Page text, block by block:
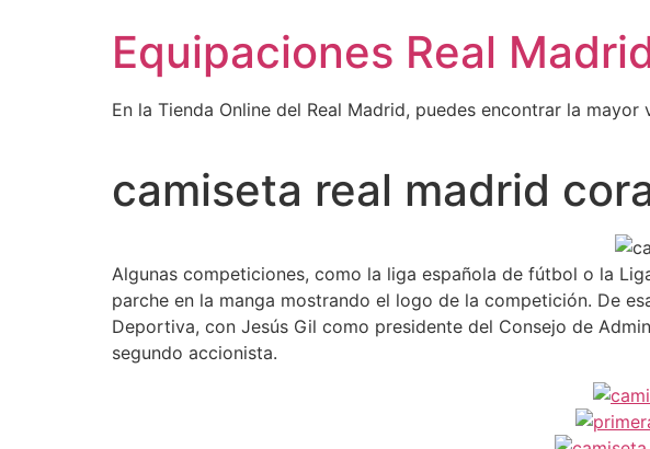
Equipaciones Real
En la Tienda Online del Real Madrid, puedes encontrar la
camiseta real madrid
Algunas competiciones, como la liga española de fútbol o la
parche en la manga mostrando el logo de la competición. De
Deportiva, con Jesús Gil como presidente del Consejo de
segundo accionista.